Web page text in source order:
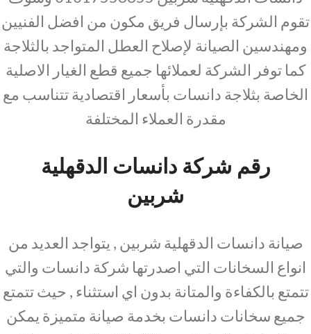
تقوم الشركة بإرسال فريق مكون من افضل الفنيين
ومهندسين الصيانة لإصلاح العطل المتواجد بالثلاجة
كما توفر الشركة لعملائها جميع قطع الغيار الاصلية
الخاصة بثلاجة دانسات بأسعار اقتصادية تتناسب مع
مقدرة العملاء المختلفة
رقم شركة دانسات الدقهلية
شربين
صيانة دانسات الدقهلية شربين , يتواجد العديد من
انواع السخانات التي اصدرتها شركة دانسات والتي
تتمتع بالكفاءة والمتانة بدون اي استثناء , حيث تتمتع
جميع سخانات دانسات بخدمة صيانة متميزة يمكن